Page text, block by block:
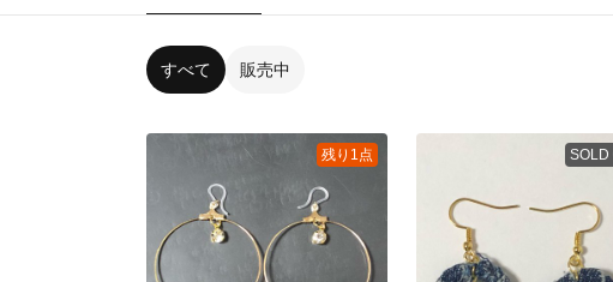
すべて 販売中
残り1点 SOLD